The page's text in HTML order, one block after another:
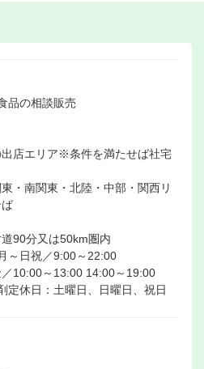
品の相談販売
出店エリア※条件を満たせば社宅
・南関東・北陸・中部・関西リ
道90分又は50km圏内
～日祝／9:00～22:00
10:00～13:00 14:00～19:00
定休日：土曜日、日曜日、祝日